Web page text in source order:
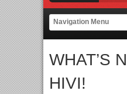
Lokal, BIRKENSTOCK
& Queen – feat. Marcello Tahitoe
WHAT’S
HIVI!